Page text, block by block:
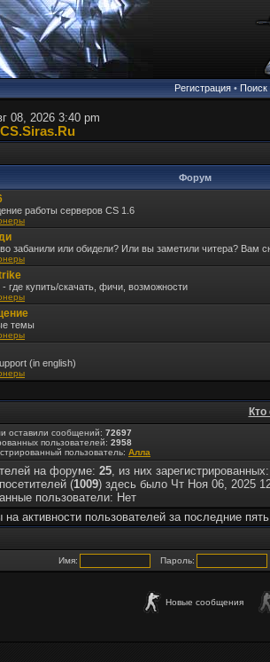
Регистрация• Поиск
08, 2026 3:40 pm
Форум
работы серверов CS 1.6
забанили или обидели? Или вы заметили читера? Вам
где купить/скачать, фичи, возможности
темы
(in english)
оставили сообщений: 72697
пользователей: 2958
пользователь: Алла
на форуме: 25, из них
(1009) здесь было Чт Ноя 06, 2025
пользователи: Нет
активности пользователей за последние
Имя: Пароль:
Новые сообщения